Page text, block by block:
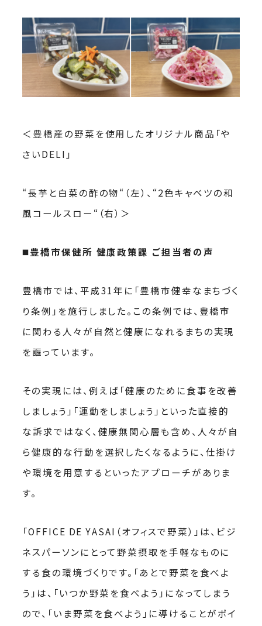
＜豊橋産の野菜を使用したオリジナル商品「や
さいDELI」
“長芋と白菜の酢の物“（左）、“2色キャベツの和
風コールスロー“（右）＞
◼️豊橋市保健所 健康政策課 ご担当者の声
豊橋市では、平成31年に「豊橋市健幸なまちづく
り条例」を施行しました。この条例では、豊橋市
に関わる人々が自然と健康になれるまちの実現
を謳っています。
その実現には、例えば「健康のために食事を改善
しましょう」「運動をしましょう」といった直接的
な訴求ではなく、健康無関心層も含め、人々が自
ら健康的な行動を選択したくなるように、仕掛け
や環境を用意するといったアプローチがありま
す。
「OFFICE DE YASAI（オフィスで野菜）」は、ビジ
ネスパーソンにとって野菜摂取を手軽なものに
する食の環境づくりです。「あとで野菜を食べよ
う」は、「いつか野菜を食べよう」になってしまう
ので、「いま野菜を食べよう」に導けることがポイ